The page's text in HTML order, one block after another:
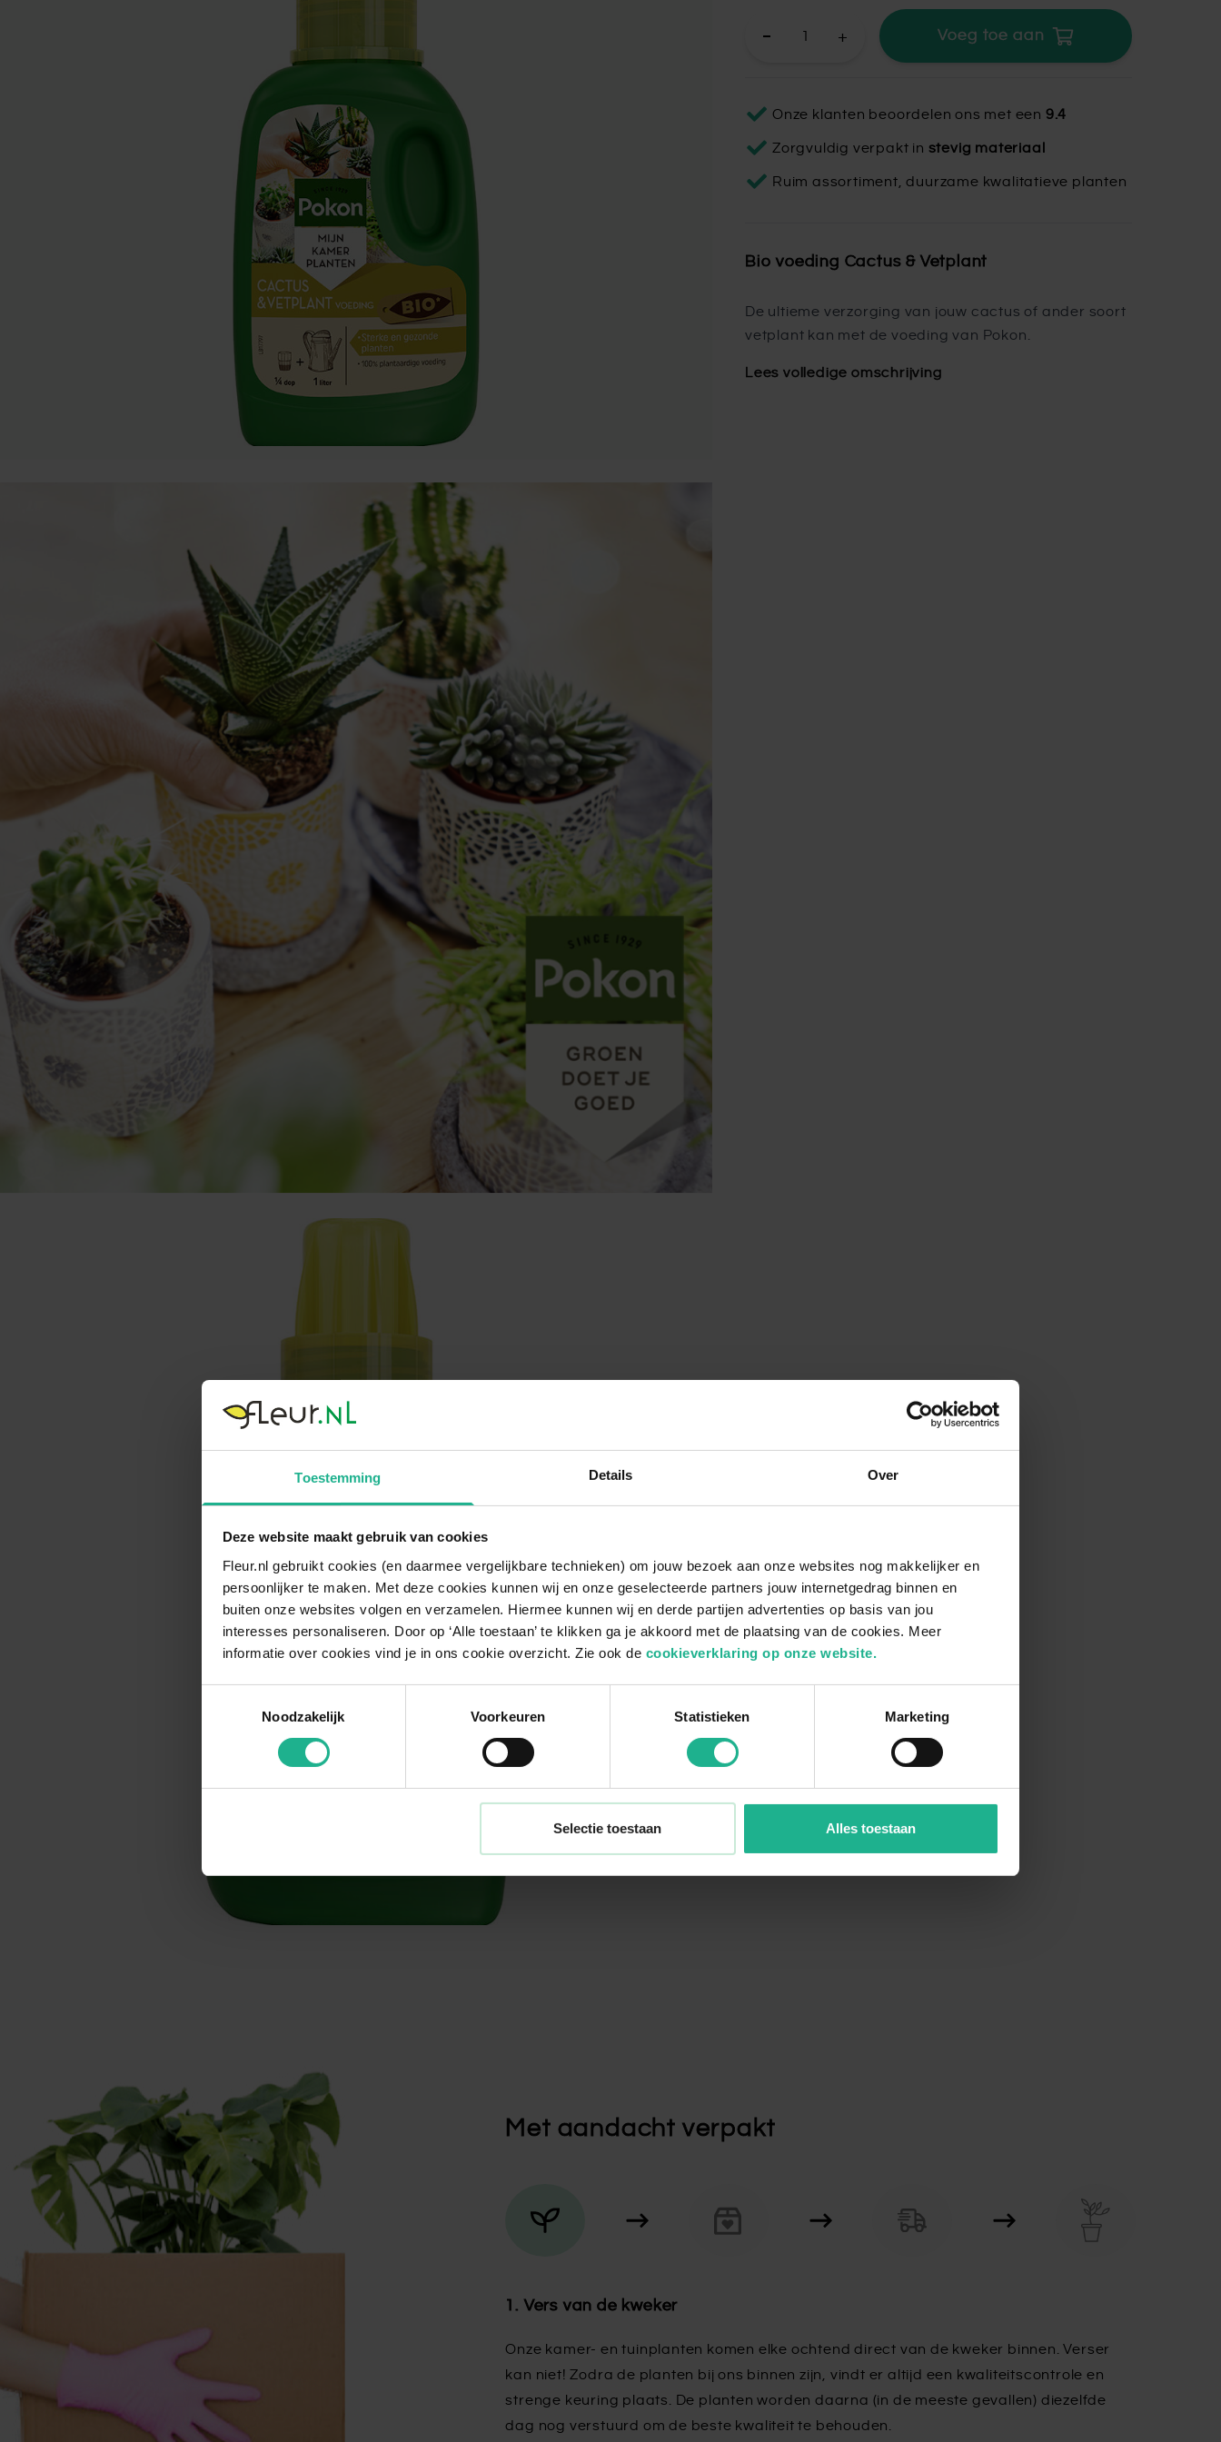
Toestemming Details Over
Deze website maakt gebruik van cookies
Fleur.nl gebruikt cookies (en daarmee vergelijkbare technieken) om jouw bezoek aan onze websites nog makkelijker en
persoonlijker te maken. Met deze cookies kunnen wij en onze geselecteerde partners jouw internetgedrag binnen en
buiten onze websites volgen en verzamelen. Hiermee kunnen wij en derde partijen advertenties op basis van jou
interesses personaliseren. Door op ‘Alle toestaan’ te klikken ga je akkoord met de plaatsing van de cookies. Meer
informatie over cookies vind je in ons cookie overzicht. Zie ook de cookieverklaring op onze website.
Noodzakelijk
Voorkeuren Statistieken Marketing
Selectie toestaan Alles toestaan
+ Voeg toe aan
Onze klanten beoordelen ons met een 9.4
Zorgvuldig verpakt in stevig materiaal
Ruim assortiment, duurzame kwalitatieve planten
Bio voeding Cactus & Vetplant
De ultieme verzorging van jouw cactus of ander soort
vetplant kan met de voeding van Pokon.
Lees volledige omschrijving
Met aandacht verpakt
1. Vers van de kweker
Onze kamer- en tuinplanten komen elke ochtend direct van de kweker binnen. Verser
kan niet! Zodra de planten bij ons binnen zijn, vindt er altijd een kwaliteitscontrole en
strenge keuring plaats. De planten worden daarna (in de meeste gevallen) diezelfde
dag nog verstuurd om de beste kwaliteit te behouden.